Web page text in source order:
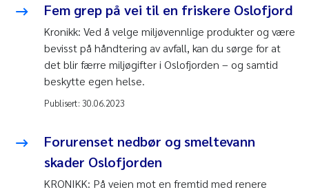
Fem grep på vei til en friskere Oslofjord
Kronikk: Ved å velge miljøvennlige produkter og være
bevisst på håndtering av avfall, kan du sørge for at
det blir færre miljøgifter i Oslofjorden – og samtid
beskytte egen helse.
Publisert: 30.06.2023
Forurenset nedbør og smeltevann
skader Oslofjorden
KRONIKK: På veien mot en fremtid med renere